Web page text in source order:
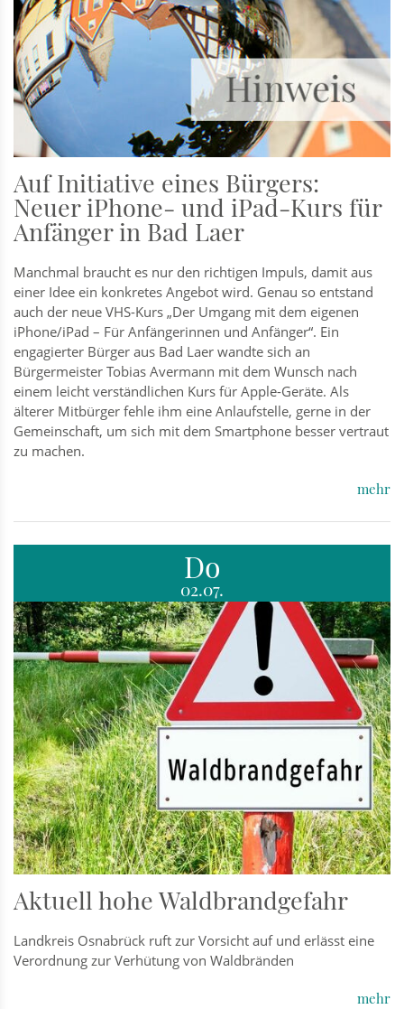
Auf Initiative eines Bürgers:
Neuer iPhone- und iPad-Kurs für
Anfänger in Bad Laer
Manchmal braucht es nur den richtigen Impuls, damit aus
einer Idee ein konkretes Angebot wird. Genau so entstand
auch der neue VHS-Kurs „Der Umgang mit dem eigenen
iPhone/iPad – Für Anfängerinnen und Anfänger“. Ein
engagierter Bürger aus Bad Laer wandte sich an
Bürgermeister Tobias Avermann mit dem Wunsch nach
einem leicht verständlichen Kurs für Apple-Geräte. Als
älterer Mitbürger fehle ihm eine Anlaufstelle, gerne in der
Gemeinschaft, um sich mit dem Smartphone besser vertraut
zu machen.
mehr
Do
02.07.
Aktuell hohe Waldbrandgefahr
Landkreis Osnabrück ruft zur Vorsicht auf und erlässt eine
Verordnung zur Verhütung von Waldbränden
mehr